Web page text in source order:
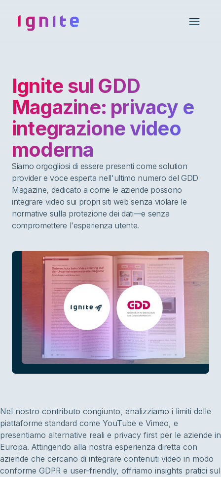
Ignite • Video Experience Cloud
Open
Ignite sul GDD
Magazine: privacy e
integrazione video
moderna
Siamo orgogliosi di essere presenti come solution
provider e voce esperta nell'ultimo numero del GDD
Magazine, dedicato a come le aziende possono
integrare video sui propri siti web senza violare le
normative sulla protezione dei dati—e senza
compromettere l'esperienza utente.
Nel nostro contributo congiunto, analizziamo i limiti delle
piattaforme standard come YouTube e Vimeo, e
presentiamo alternative reali e privacy first per le aziende in
Europa. Attingendo alla nostra esperienza diretta con
aziende che cercano di integrare contenuti video in modo
conforme GDPR e user-friendly, offriamo insights pratici sul